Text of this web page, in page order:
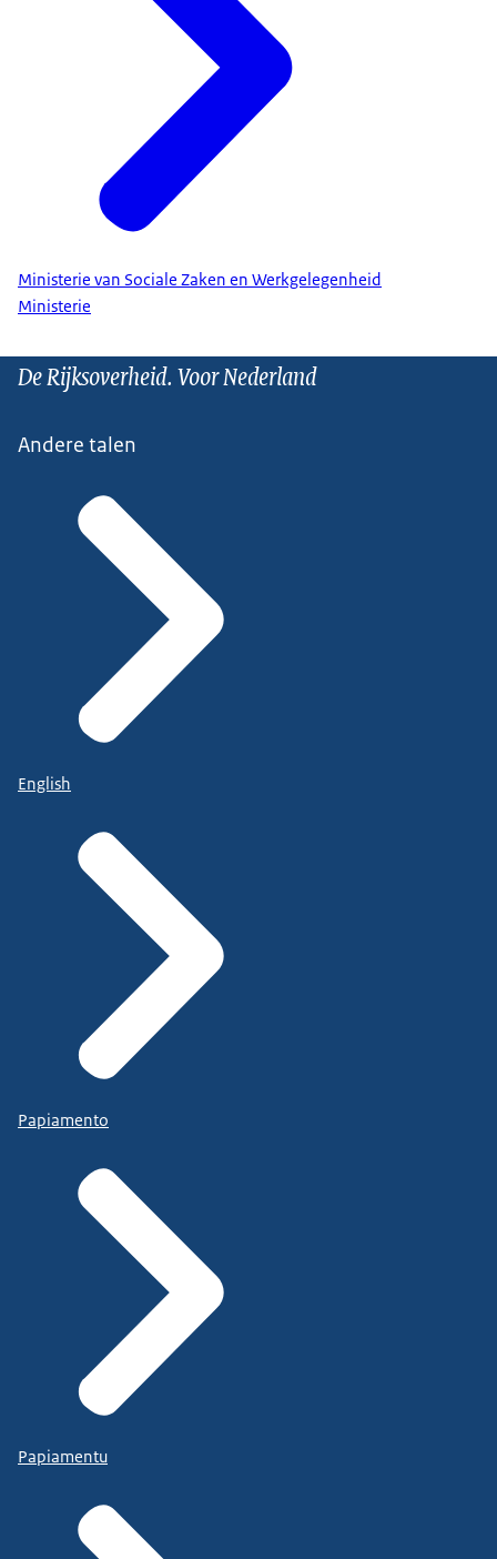
Ministerie van Sociale Zaken en Werkgelegenheid
Ministerie
De Rijksoverheid. Voor Nederland
Andere talen
English
Papiamento
Papiamentu